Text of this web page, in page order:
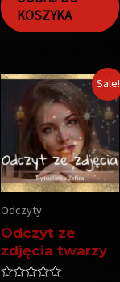
KOSZYKA
Sale!
Odczyty
Odczyt ze
zdjęcia twarzy